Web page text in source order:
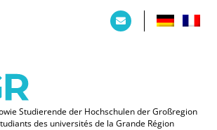
Studierende der Hochschulen der Großregion
des universités de la Grande Région